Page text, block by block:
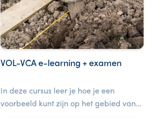
VOL-VCA e-learning + examen
In deze cursus leer je hoe je een
voorbeeld kunt zijn op het gebied van